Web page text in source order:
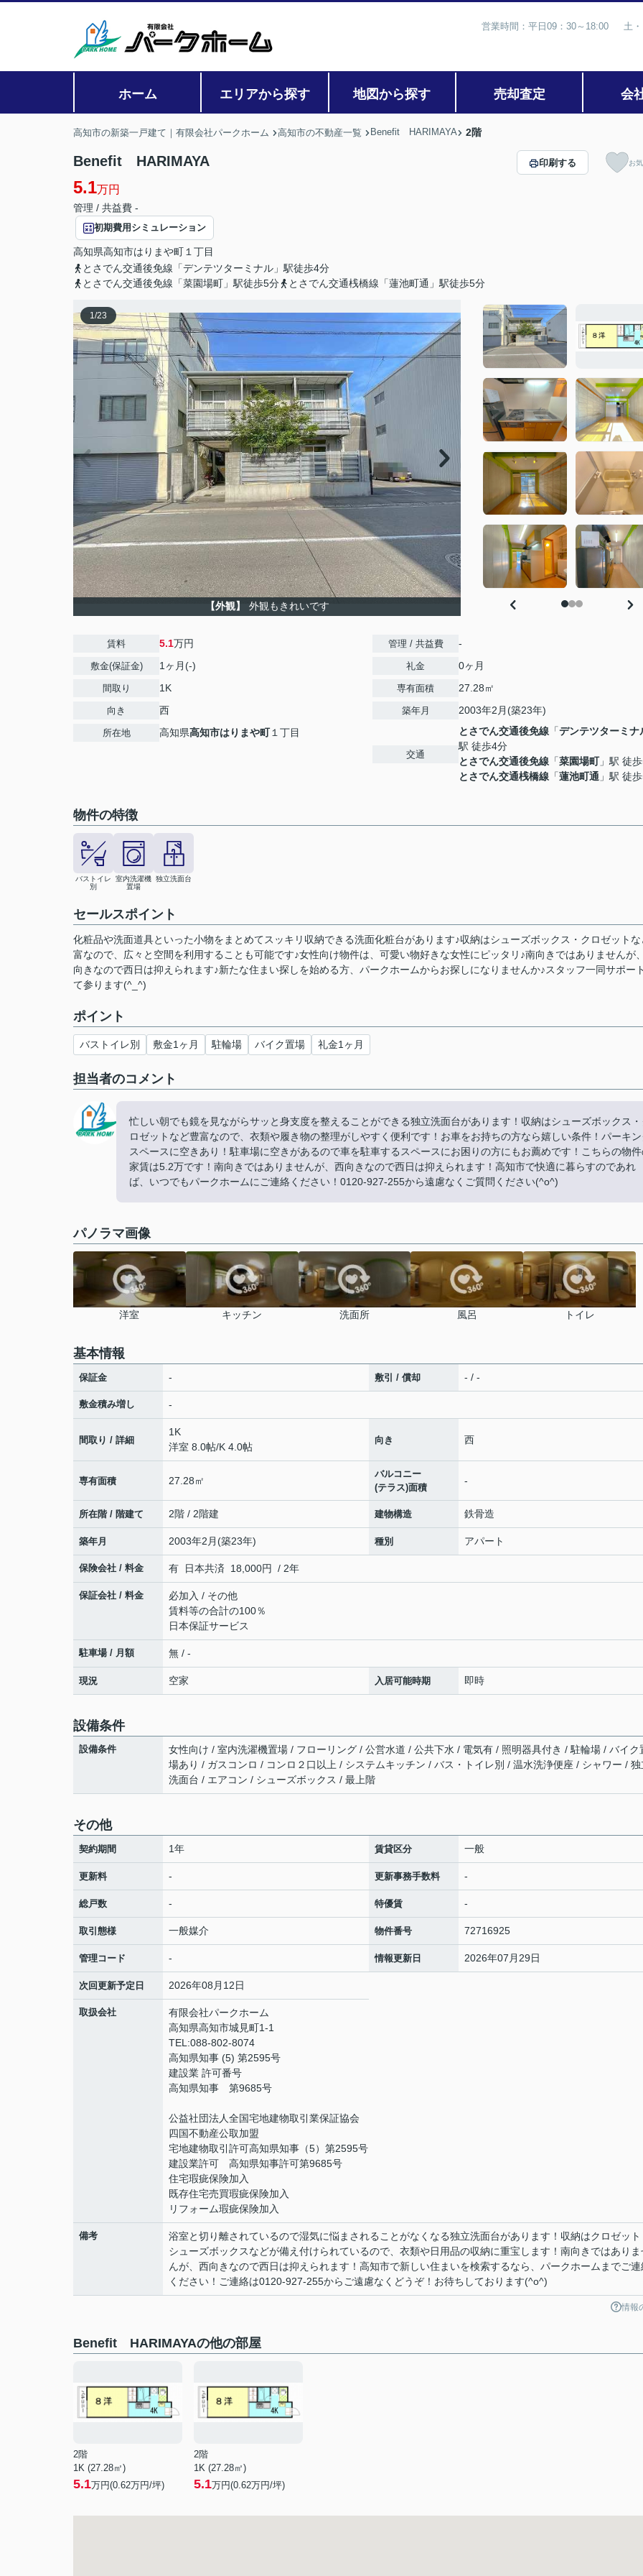
営業時間：平日09：30～18:00 土
ホーム エリアから探す 地図から探す 売却査定 会
高知市の新築一戸建て｜有限会社パークホーム 高知市の不動産一覧 Benefit HARIMAYA 2階
Benefit HARIMAYA
5.1万円
管理 / 共益費 -
初期費用シミュレーション
高知県高知市はりまや町 １丁目
とさでん交通後免線「デンテツターミナル」駅徒歩4分
とさでん交通後免線「菜園場町」駅徒歩5分
とさでん交通桟橋線「蓮池町通」駅徒歩5分
印刷する お
1/23
【外観】 外観もきれいです
賃料 5.1万円
敷金(保証金) 1ヶ月(-)
間取り 1K
向き 西
所在地 高知県高知市はりまや町１丁目
管理 / 共益費 -
礼金 0ヶ月
専有面積 27.28㎡
築年月 2003年2月(築23年)
交通
とさでん交通後免線 「デンテツターミナ
駅 徒歩4分
とさでん交通後免線 「菜園場町」駅 徒
とさでん交通桟橋線 「蓮池町通 」駅 徒
物件の特徴
バストイレ
別
室内洗濯機
置場
独立洗面台
セールスポイント
化粧品や洗面道具といった小物をまとめてスッキリ収納できる洗面化粧台があります♪収納はシューズボックス・クロゼットな
富なので、広々と空間を利用することも可能です♪女性向け物件は、可愛い物好きな女性にピッタリ♪南向きではありませんが
向きなので西日は抑えられます♪新たな住まい探しを始める方、パークホームからお探しになりませんか♪スタッフ一同サポー
て参ります(^_^)
ポイント
バストイレ別 敷金1ヶ月 駐輪場 バイク置場 礼金1ヶ月
担当者のコメント
忙しい朝でも鏡を見ながらサッと身支度を整えることができる独立洗面台があります！収納はシューズボックス
ロゼットなど豊富なので、衣類や履き物の整理がしやすく便利です！お車をお持ちの方なら嬉しい条件！パーキ
スペースに空きあり！駐車場に空きがあるので車を駐車するスペースにお困りの方にもお薦めです！こちらの物
家賃は5.2万です！南向きではありませんが、西向きなので西日は抑えられます！高知市で快適に暮らすのであれ
ば、いつでもパークホームにご連絡ください！0120-927-255から遠慮なくご質問ください(^o^)
パノラマ画像
洋室 キッチン 洗面所 風呂 トイレ
基本情報
保証金 - 敷引 / 償却 - / -
敷金積み増し -
間取り / 詳細
1K
洋室 8.0帖/K 4.0帖
向き 西
専有面積 27.28㎡
バルコニー
(テラス)面積
-
所在階 / 階建て 2階 / 2階建 建物構造 鉄骨造
築年月 2003年2月(築23年) 種別 アパート
保険会社 / 料金 有 日本共済 18,000円 / 2年
保証会社 / 料金
必加入 / その他
賃料等の合計の100％
日本保証サービス
駐車場 / 月額 無 / -
現況 空家 入居可能時期 即時
設備条件
設備条件
女性向け / 室内洗濯機置場 / フローリング / 公営水道 / 公共下水 / 電気有 / 照明器具付き / 駐輪場 / バイク
場あり / ガスコンロ / コンロ２口以上 / システムキッチン / バス・トイレ別 / 温水洗浄便座 / シャワー / 独
洗面台 / エアコン / シューズボックス / 最上階
その他
契約期間 1年 賃貸区分 一般
更新料 - 更新事務手数料 -
総戸数 - 特優賃 -
取引態様 一般媒介 物件番号 72716925
管理コード - 情報更新日 2026年07月29日
次回更新予定日 2026年08月12日
取扱会社
有限会社パークホーム
高知県高知市城見町1-1
TEL:088-802-8074
高知県知事 (5) 第2595号
建設業 許可番号
高知県知事 第9685号
公益社団法人全国宅地建物取引業保証協会
四国不動産公取加盟
宅地建物取引許可高知県知事（5）第2595号
建設業許可 高知県知事許可第9685号
住宅瑕疵保険加入
既存住宅売買瑕疵保険加入
リフォーム瑕疵保険加入
備考
浴室と切り離されているので湿気に悩まされることがなくなる独立洗面台があります！収納はクロゼット
シューズボックスなどが備え付けられているので、衣類や日用品の収納に重宝します！南向きではありま
んが、西向きなので西日は抑えられます！高知市で新しい住まいを検索するなら、パークホームまでご連
ください！ご連絡は0120-927-255からご遠慮なくどうぞ！お待ちしております(^o^)
情報
Benefit HARIMAYAの他の部屋
2階
1K (27.28㎡)
5.1万円(0.62万円/坪)
2階
1K (27.28㎡)
5.1万円(0.62万円/坪)